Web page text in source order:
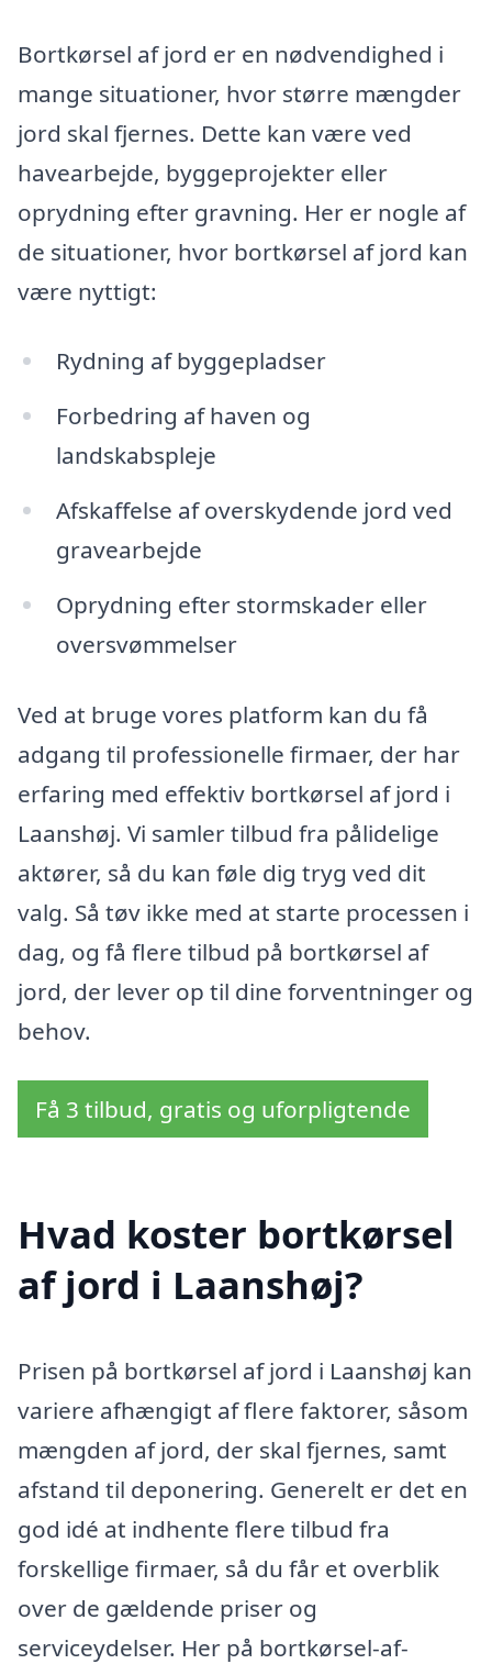
Bortkørsel af jord er en nødvendighed i
mange situationer, hvor større mængder
jord skal fjernes. Dette kan være ved
havearbejde, byggeprojekter eller
oprydning efter gravning. Her er nogle af
de situationer, hvor bortkørsel af jord kan
være nyttigt:
Rydning af byggepladser
Forbedring af haven og
landskabspleje
Afskaffelse af overskydende jord ved
gravearbejde
Oprydning efter stormskader eller
oversvømmelser
Ved at bruge vores platform kan du få
adgang til professionelle firmaer, der har
erfaring med effektiv bortkørsel af jord i
Laanshøj. Vi samler tilbud fra pålidelige
aktører, så du kan føle dig tryg ved dit
valg. Så tøv ikke med at starte processen i
dag, og få flere tilbud på bortkørsel af
jord, der lever op til dine forventninger og
behov.
Få 3 tilbud, gratis og uforpligtende
Hvad koster bortkørsel
af jord i Laanshøj?
Prisen på bortkørsel af jord i Laanshøj kan
variere afhængigt af flere faktorer, såsom
mængden af jord, der skal fjernes, samt
afstand til deponering. Generelt er det en
god idé at indhente flere tilbud fra
forskellige firmaer, så du får et overblik
over de gældende priser og
serviceydelser. Her på bortkørsel-af-